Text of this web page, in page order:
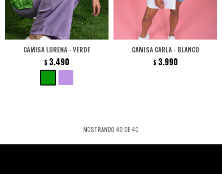
CAMISA LORENA - VERDE
$ 3.490
CAMISA CARLA - BLANCO
$ 3.990
MOSTRANDO 40 DE40